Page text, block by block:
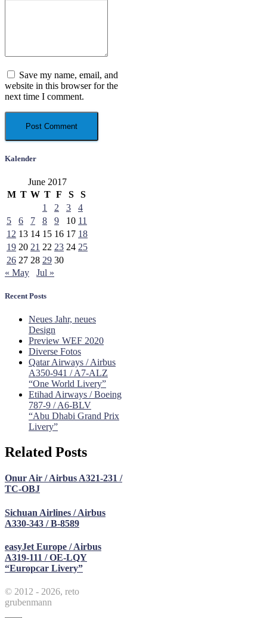
Save my name, email, and
website in this browser for the
next time I comment.
Kalender
June 2017
M T W T F S
S
1
2 3
4
5
6 7 8 9 10 11
12 13 14 15 16 17 18
19 20 21 22 23 24 25
26 27 28 29 30
« May
Jul »
Recent Posts
Neues Jahr, neues
Design
Preview WEF 2020
Diverse Fotos
Qatar Airways / Airbus
A350-941 / A7-ALZ
“One World Livery”
Etihad Airways / Boeing
787-9 / A6-BLV
“Abu Dhabi Grand Prix
Livery”
Related Posts
Onur Air / Airbus A321-231 /
TC-OBJ
Sichuan Airlines / Airbus
A330-343 / B-8589
easyJet Europe / Airbus
A319-111 / OE-LQY
“Europcar Livery”
© 2012 - 2026, reto
grubenmann